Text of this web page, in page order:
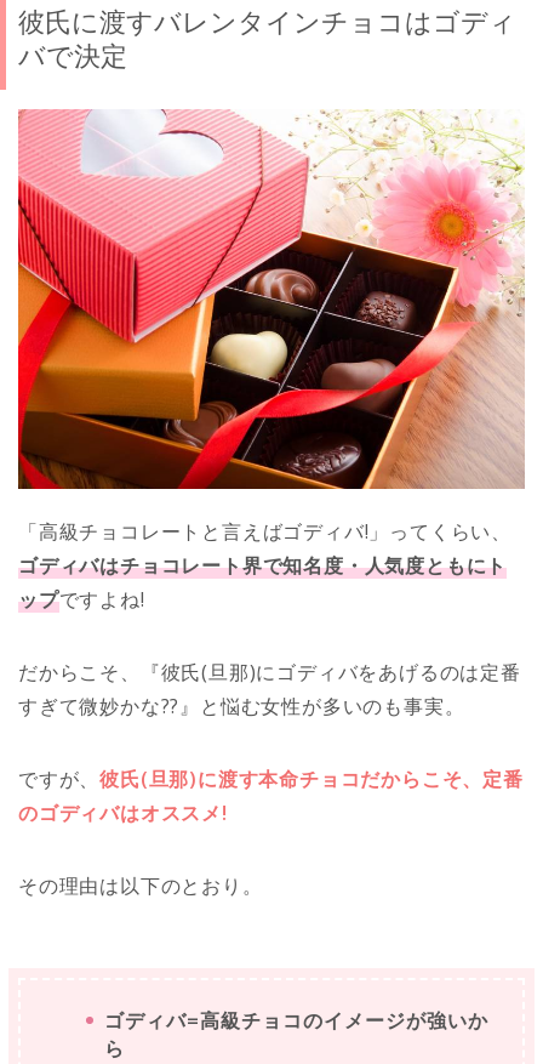
彼氏に渡すバレンタインチョコはゴディ
バで決定
「高級チョコレートと言えばゴディバ!」ってくらい、
ゴディバはチョコレート界で知名度・人気度ともにト
ップですよね!
だからこそ、『彼氏(旦那)にゴディバをあげるのは定番
すぎて微妙かな??』と悩む女性が多いのも事実。
ですが、彼氏(旦那)に渡す本命チョコだからこそ、定番
のゴディバはオススメ!
その理由は以下のとおり。
ゴディバ=高級チョコのイメージが強いか
ら